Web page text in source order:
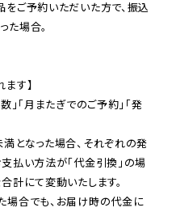
ご予約いただいた方で、振込
場合。
す】
」「月またぎでのご予約」「発
となった場合、それぞれの発
払い方法が「代金引換」の場
合でも、お届け時の代金に